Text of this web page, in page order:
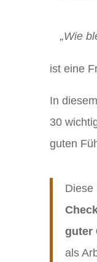
„Wie
ist eine
In
30
guten
Diese
guter
als